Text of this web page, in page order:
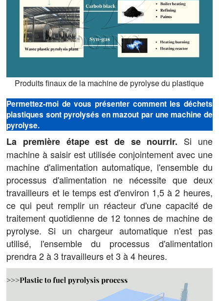
Produits finaux de la machine de pyrolyse du plastique
Permettez-moi de vous présenter comment les déchets
plastiques sont pyrolysés en mazout par une machine de
pyrolyse.
La première étape est de se nourrir. Si une
machine à saisir est utilisée conjointement avec une
machine d'alimentation automatique, l'ensemble du
processus d'alimentation ne nécessite que deux
travailleurs et le temps est d'environ 1,5 à 2 heures,
ce qui peut remplir un réacteur d'une capacité de
traitement quotidienne de 12 tonnes de machine de
pyrolyse. Si un chargeur automatique n'est pas
utilisé, l'ensemble du processus d'alimentation
prendra 2 à 3 travailleurs et 3 à 4 heures.